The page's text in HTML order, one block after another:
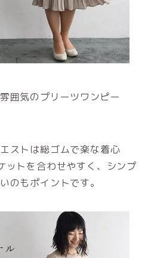
囲気のプリーツワンピー
ストは総ゴムで楽な着心
ットを合わせやすく、シンプ
のもポイントです。